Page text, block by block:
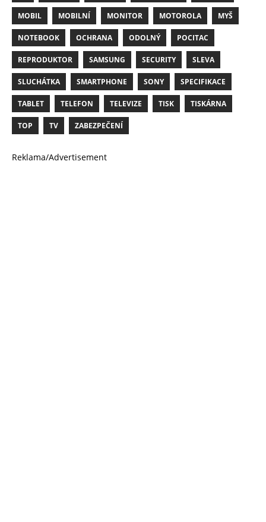
MOBIL MOBILNÍ MONITOR MOTOROLA MYŠ
NOTEBOOK OCHRANA ODOLNÝ POCITAC
REPRODUKTOR SAMSUNG SECURITY SLEVA
SLUCHÁTKA SMARTPHONE SONY SPECIFIKACE
TABLET TELEFON TELEVIZE TISK TISKÁRNA
TOP TV ZABEZPEČENÍ
Reklama/Advertisement